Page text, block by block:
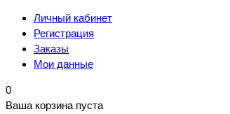
Личный кабинет
Регистрация
Заказы
Мои данные
0
Ваша корзина пуста